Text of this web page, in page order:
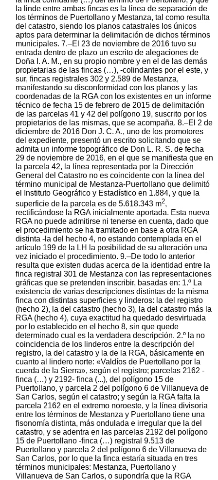
la linde entre ambas fincas es la línea de separación de
los términos de Puertollano y Mestanza, tal como resulta
del catastro, siendo los planos catastrales los únicos
aptos para determinar la delimitación de dichos términos
municipales. 7.–El 23 de noviembre de 2016 tuvo su
entrada dentro de plazo un escrito de alegaciones de
Doña I. A. M., en su propio nombre y en el de las demás
propietarias de las fincas (…), -colindantes por el este, y
sur, fincas registrales 302 y 2.589 de Mestanza,
manifestando su disconformidad con los planos y las
coordenadas de la RGA con los existentes en un informe
técnico de fecha 15 de febrero de 2015 de delimitación
de las parcelas 41 y 42 del polígono 19, suscrito por los
propietarios de las mismas, que se acompaña. 8.–El 2 de
diciembre de 2016 Don J. C. A., uno de los promotores
del expediente, presentó un escrito solicitando que se
admita un informe topográfico de Don L. R. S. de fecha
29 de noviembre de 2016, en el que se manifiesta que en
la parcela 42, la línea representada por la Dirección
General del Catastro no es coincidente con la línea del
término municipal de Mestanza-Puertollano que delimitó
el Instituto Geográfico y Estadístico en 1.884, y que la
superficie de la parcela es de 5.618.343 m2,
rectificándose la RGA inicialmente aportada. Esta nueva
RGA no puede admitirse ni tenerse en cuenta, dado que
el procedimiento se ha tramitado en base a otra RGA
distinta -la del hecho 4, no estando contemplada en el
artículo 199 de la LH la posibilidad de su alteración una
vez iniciado el procedimiento. 9.–De todo lo anterior
resulta que existen dudas acerca de la identidad entre la
finca registral 301 de Mestanza con las representaciones
gráficas que se pretenden inscribir, basadas en: 1.º La
existencia de varias descripciones distintas de la misma
finca con distintas superficies y linderos: la del registro
(hecho 2), la del catastro (hecho 3), la del catastro más la
RGA (hecho 4), cuya exactitud ha quedado desvirtuada
por lo establecido en el hecho 8, sin que quede
determinado cual es la verdadera descripción. 2.º la no
coincidencia de los linderos entre la descripción del
registro, la del catastro y la de la RGA, básicamente en
cuanto al lindero norte: «Valdíos de Puertollano por la
cuerda de la Sierra», según el registro; parcelas 2162 -
finca (…) y 2192- finca (...), del polígono 15 de
Puertollano, y parcela 2 del polígono 6 de Villanueva de
San Carlos, según el catastro; y según la RGA falta la
parcela 2162 en el extremo noroeste, y la línea divisoria
entre los términos de Mestanza y Puertollano tiene una
fisonomía distinta, más ondulada e irregular que la del
catastro, y se adentra en las parcelas 2192 del polígono
15 de Puertollano -finca (…) registral 9.513 de
Puertollano y parcela 2 del polígono 6 de Villanueva de
San Carlos, por lo que la finca estaría situada en tres
términos municipales: Mestanza, Puertollano y
Villanueva de San Carlos, o supondría que la RGA